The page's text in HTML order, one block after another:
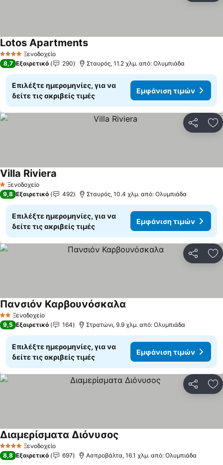
4 ΑστέριαΞενοδοχείο
Lotos ApartmentsΕμφάνιση τιμών
8,7 Εξαιρετικό 290 Σταυρός, 11.2 χλμ. από: Ολυμπιάδα
Επιλέξτε ημερομηνίες, για να
δείτε τις ακριβείς τιμές
Εμφάνιση τιμών
1 Αστέρια
Ξενοδοχείο
Villa Riviera
9,8 Εξαιρετικό 492 Σταυρός, 10.4 χλμ. από: Ολυμπιάδα
Επιλέξτε ημερομηνίες, για να
δείτε τις ακριβείς τιμές
Εμφάνιση τιμών
2 ΑστέριαΞενοδοχείο
Πανσιόν Καρβουνόσκαλα
9,5 Εξαιρετικό 164 Στρατώνι, 9.9 χλμ. από: Ολυμπιάδα
Επιλέξτε ημερομηνίες, για να
δείτε τις ακριβείς τιμές
Εμφάνιση τιμών
4 ΑστέριαΞενοδοχείο
Διαμερίσματα Διόνυσος
8,8 Εξαιρετικό 697 Ασπροβάλτα, 16.1 χλμ. από: Ολυμπιάδα